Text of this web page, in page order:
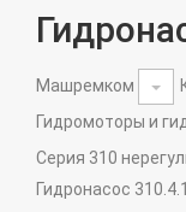
Машремком
Гидромоторы и
Серия 310
Гидронасос